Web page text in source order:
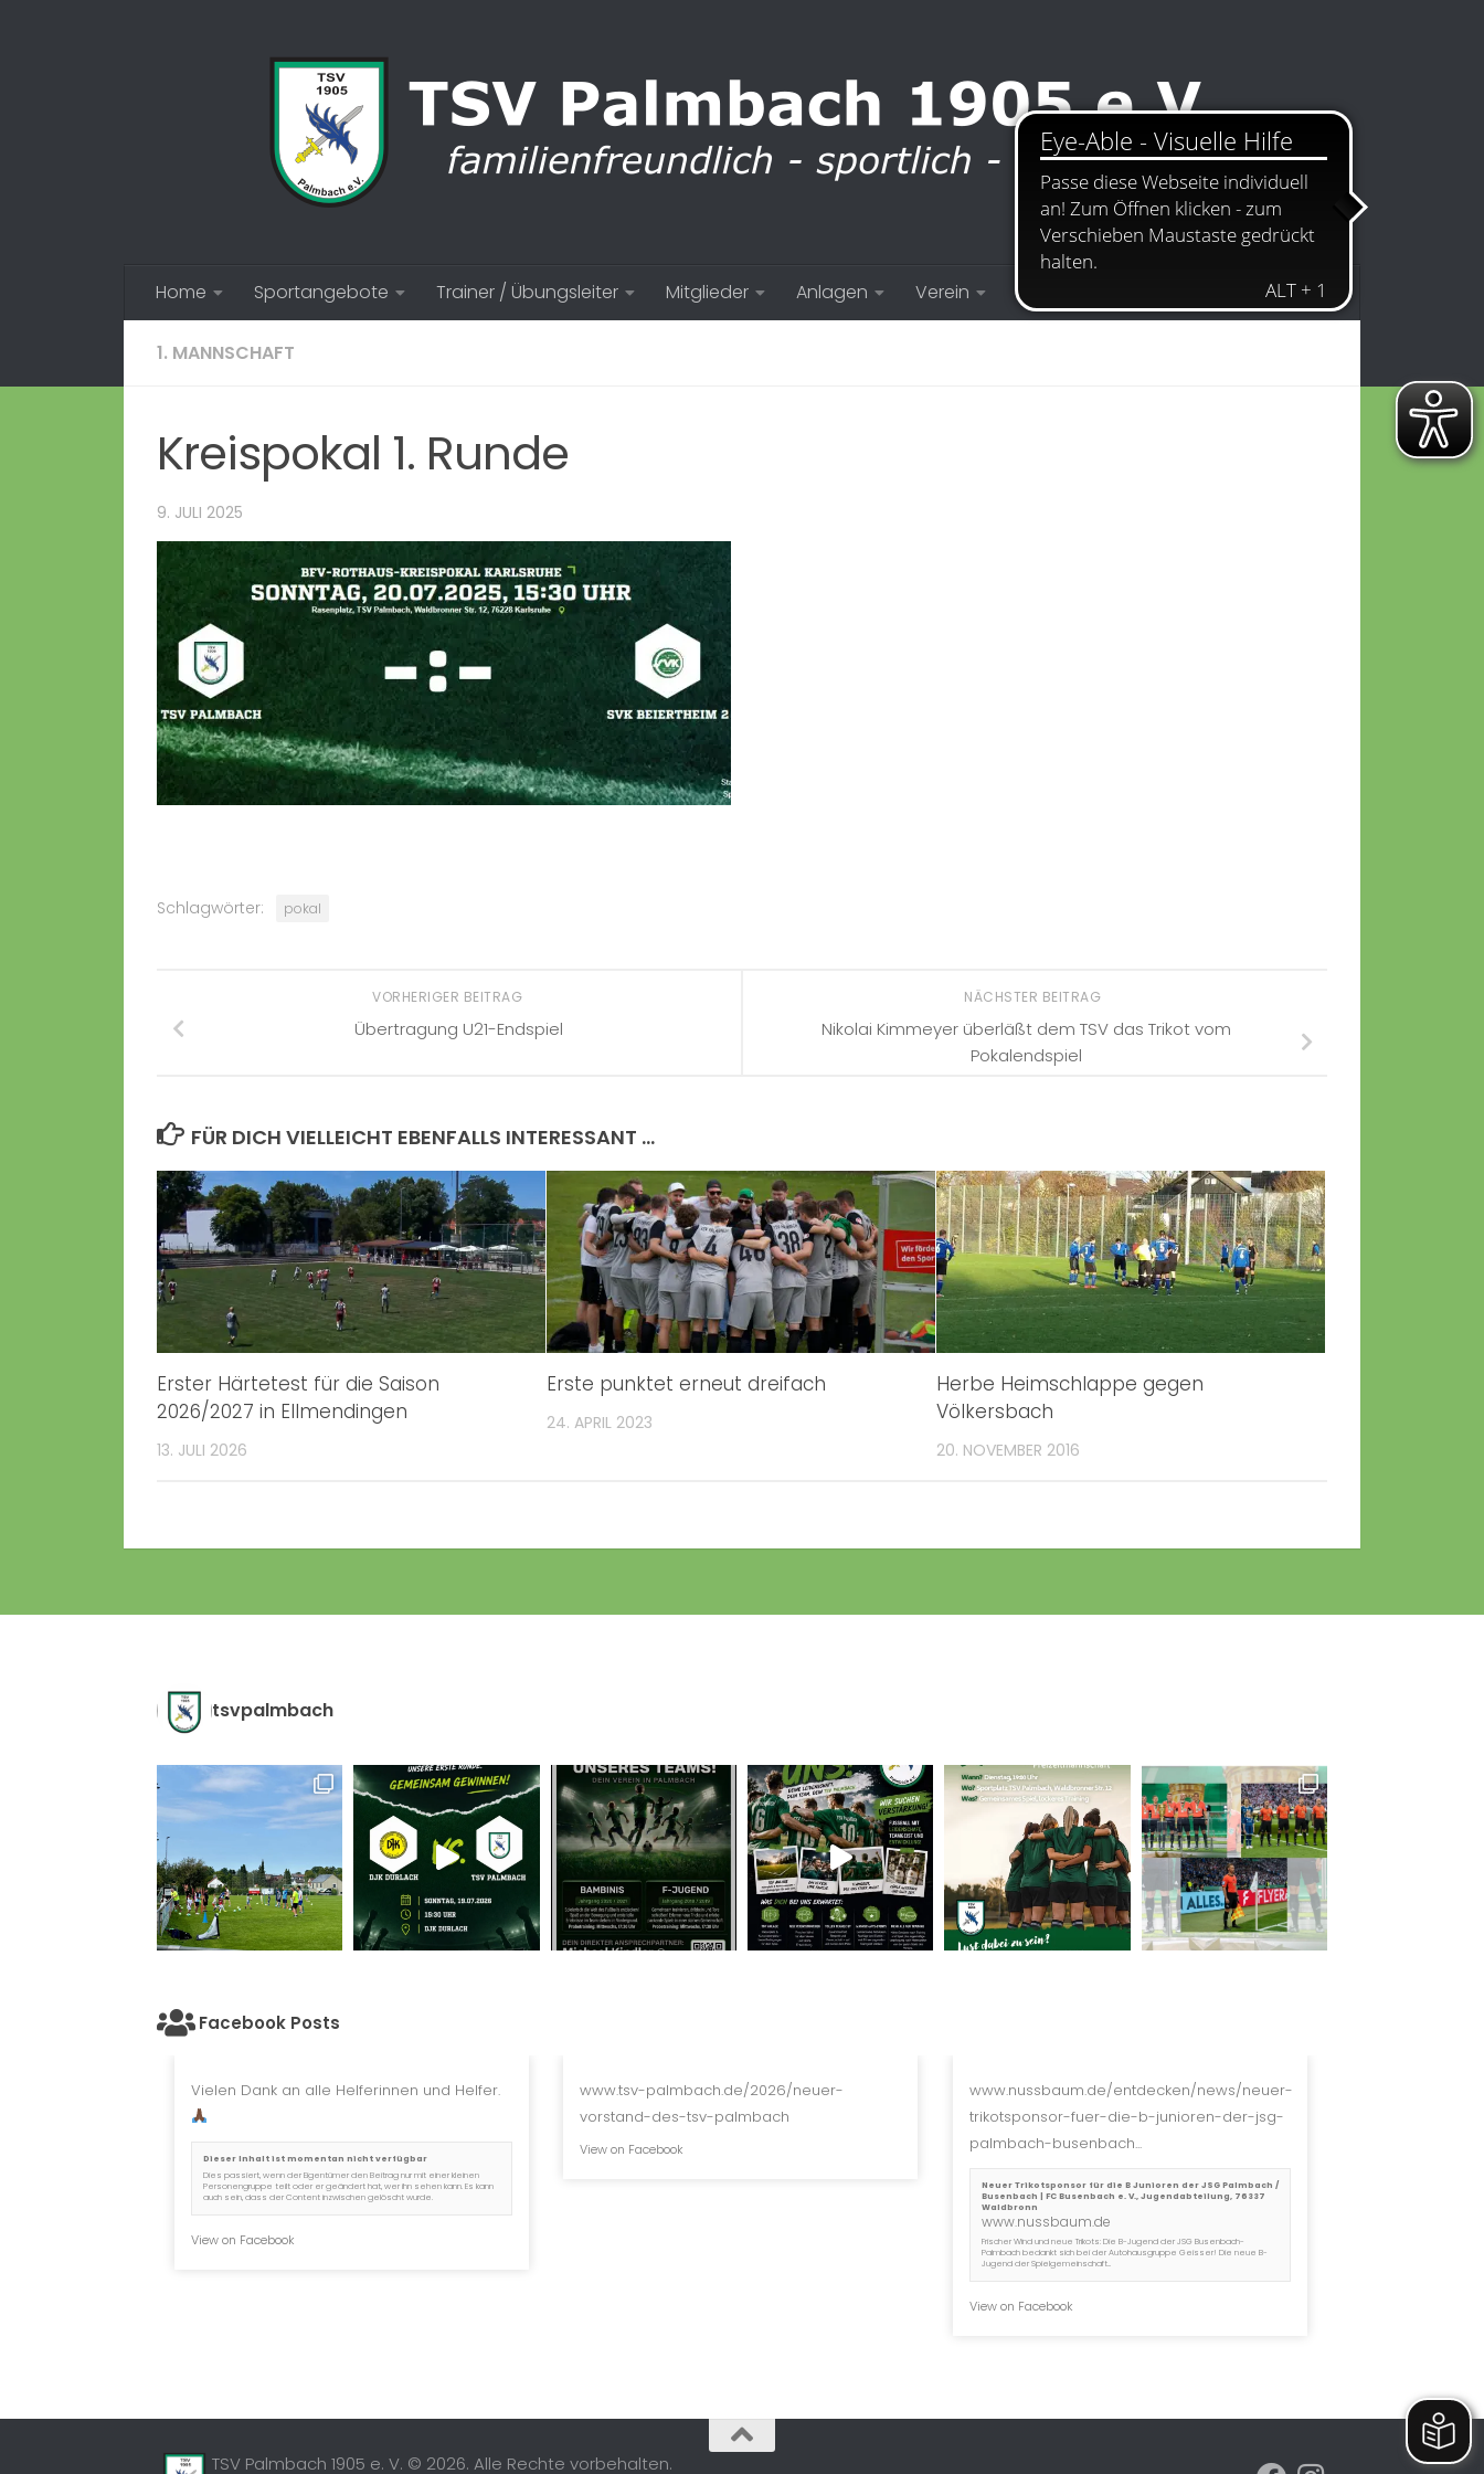
Home Sportangebote Trainer / Übungsleiter Mitglieder Anlagen Verein Kontakt
1. MANNSCHAFT
Kreispokal 1. Runde
9. JULI 2025
Schlagwörter: pokal
NÄCHSTER BEITRAG
Nikolai Kimmeyer überläßt dem TSV das Trikot vom
Pokalendspiel
VORHERIGER BEITRAG
Übertragung U21-Endspiel
FÜR DICH VIELLEICHT EBENFALLS INTERESSANT …
Erster Härtetest für die Saison
2026/2027 in Ellmendingen
13. JULI 2026
Erste punktet erneut dreifach
24. APRIL 2023
Herbe Heimschlappe gegen
Völkersbach
20. NOVEMBER 2016
tsvpalmbach
Facebook Posts
Vielen Dank an alle Helferinnen und Helfer.
Dieser Inhalt ist momentan nicht verfügbar
Dies passiert, wenn der Eigentümer den Beitrag nur mit einer kleinen
Personengruppe teilt oder er geändert hat, wer ihn sehen kann. Es kann
auch sein, dass der Content inzwischen gelöscht wurde.
View on Facebook
www.tsv-palmbach.de/2026/neuer-
vorstand-des-tsv-palmbach
View on Facebook
www.nussbaum.de/entdecken/news/neuer-
trikotsponsor-fuer-die-b-junioren-der-jsg-
palmbach-busenbach...
Neuer Trikotsponsor für die B Junioren der JSG Palmbach /
Busenbach | FC Busenbach e. V., Jugendabteilung, 76337
Waldbronn
www.nussbaum.de
Frischer Wind und neue Trikots: Die B-Jugend der JSG Busenbach-
Palmbach bedankt sich bei der Autohausgruppe Geisser! Die neue B-
Jugend der Spielgemeinschaft...
View on Facebook
TSV Palmbach 1905 e. V. © 2026. Alle Rechte vorbehalten.